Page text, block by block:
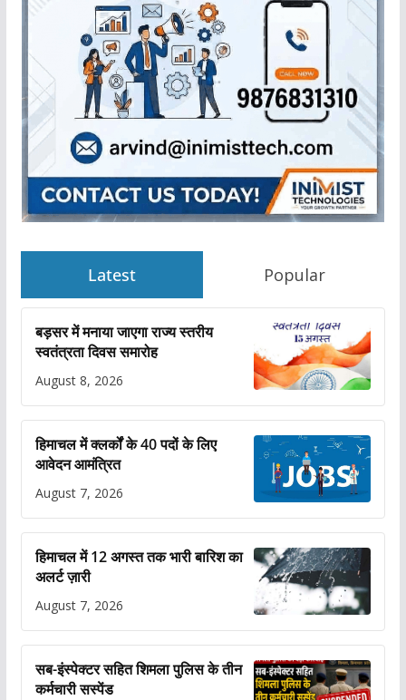
Latest Popular
बड़सर में मनाया जाएगा राज्य स्तरीय
स्वतंत्रता दिवस समारोह
August 8, 2026
हिमाचल में क्लर्कों के 40 पदों के लिए
आवेदन आमंत्रित
August 7, 2026
हिमाचल में 12 अगस्त तक भारी बारिश का
अलर्ट ज़ारी
August 7, 2026
सब-इंस्पेक्टर सहित शिमला पुलिस के तीन
कर्मचारी सस्पेंड